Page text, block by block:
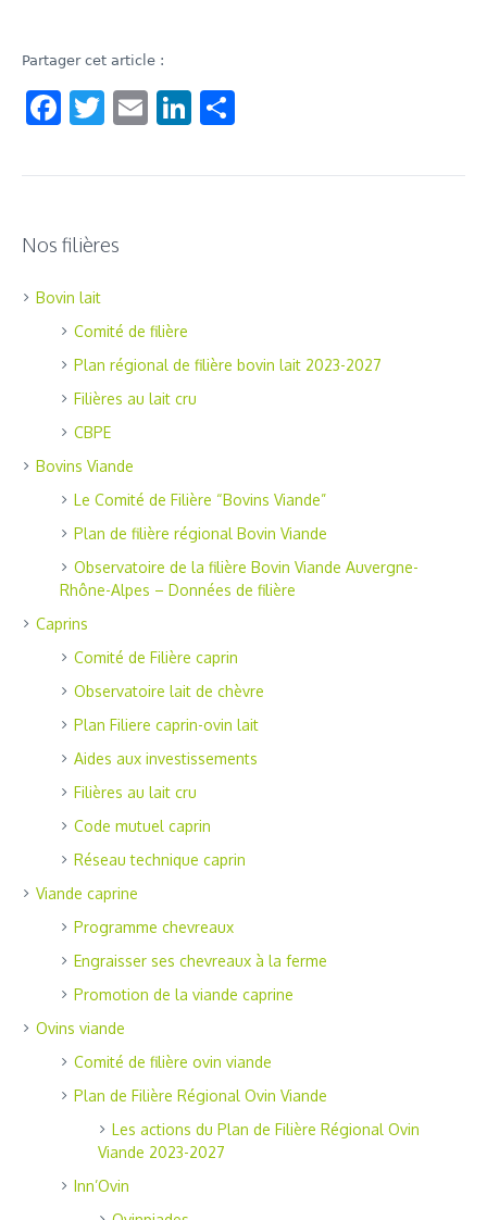
Partager cet article :
Facebook
Twitter
EmailLinkedIn
Nos filières
Bovin lait
Comité de filière
Plan régional de filière bovin lait 2023-2027
Filières au lait cru
CBPE
Bovins Viande
Le Comité de Filière “Bovins Viande”
Plan de filière régional Bovin Viande
Observatoire de la filière Bovin Viande Auvergne-
Rhône-Alpes – Données de filière
Caprins
Comité de Filière caprin
Observatoire lait de chèvre
Plan Filiere caprin-ovin lait
Aides aux investissements
Filières au lait cru
Code mutuel caprin
Réseau technique caprin
Viande caprine
Programme chevreaux
Engraisser ses chevreaux à la ferme
Promotion de la viande caprine
Ovins viande
Comité de filière ovin viande
Plan de Filière Régional Ovin Viande
Les actions du Plan de Filière Régional Ovin
Viande 2023-2027
Inn’Ovin